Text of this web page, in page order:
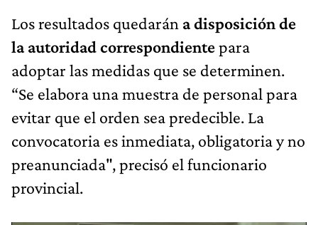
Los resultados quedarán a disposición de
la autoridad correspondientepara
adoptar las medidas que se determinen.
“Se elabora una muestra de personal para
evitar que el orden sea predecible. La
convocatoria es inmediata, obligatoria y no
preanunciada", precisó el funcionario
provincial.